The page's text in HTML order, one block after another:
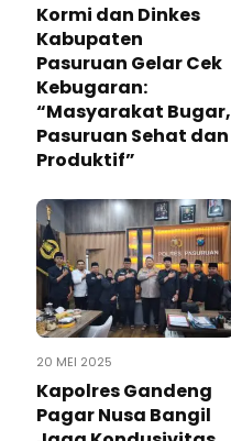
‎Kormi dan Dinkes
Kabupaten
Pasuruan Gelar Cek
Kebugaran:
“Masyarakat Bugar,
Pasuruan Sehat dan
Produktif” ‎
20 MEI 2025
Kapolres Gandeng
Pagar Nusa Bangil